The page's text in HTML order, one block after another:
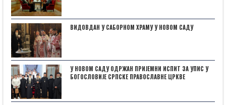
ВИДОВДАН У САБОРНОМ ХРАМУ У НОВОМ САДУ
У НОВОМ САДУ ОДРЖАН ПРИЈЕМНИ ИСПИТ ЗА УПИС У
БОГОСЛОВИЈЕ СРПСКЕ ПРАВОСЛАВНЕ ЦРКВЕ